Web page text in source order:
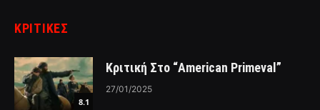
ΚΡΙΤΙΚΈΣ
8.1
Κριτική Στο “American Primeval”
27/01/2025